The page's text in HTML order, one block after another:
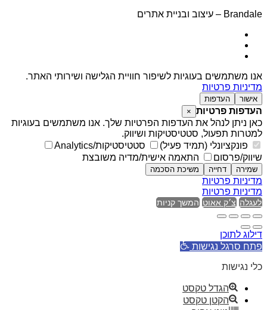
Brandale – עיצוב ובניית אתרים
אנו משתמשים בעוגיות לשיפור חוויית הגלישה ושירותי האתר.
מדיניות פרטיות
אישור העדפות
העדפות פרטיות ×
כאן ניתן לנהל את העדפות הפרטיות שלך. אנו משתמשים בעוגיות
למטרות תפעול, סטטיסטיקות ושיווק.
פונקציונלי (תמיד פעיל)
סטטיסטיקות/Analytics
שיווק/פרסום
התאמה אישית/מדיה משובצת
שמירה דחייה משיכת הסכמה
מדיניות פרטיות
מדיניות פרטיות
לעגלה צ׳ק אאוט המשך קניות
דילוג לתוכן
פתח סרגל נגישות
כלי נגישות
הגדל טקסט
הקטן טקסט